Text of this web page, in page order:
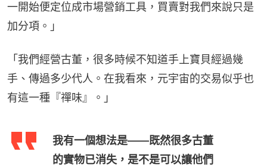
一開始便定位成市場營銷工具，買賣對我們來說只是
加分項。」
「我們經營古董，很多時候不知道手上寶貝經過幾
手、傳過多少代人。在我看來，元宇宙的交易似乎也
有這一種『禪味』。」
我有一個想法是——既然很多古董
的實物已消失，是不是可以讓他們